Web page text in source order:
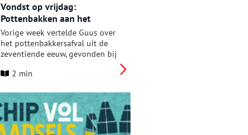
Vondst op vrijdag:
Pottenbakken aan het
Verdronkenoord (2)
Vorige week vertelde Guus over
het pottenbakkersafval uit de
zeventiende eeuw, gevonden bij
Verdronkenoord. Op de plek
staat van de Sint
Laurentiuskerk. Vandaag deel 2.
2 min